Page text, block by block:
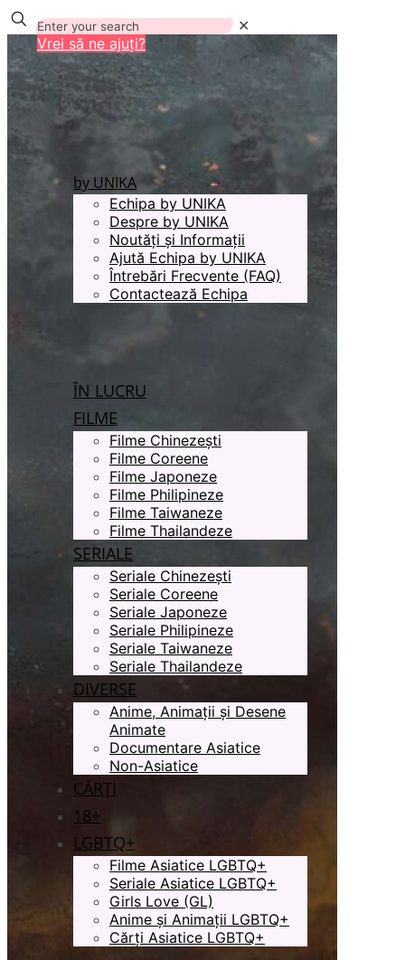
✕
Vrei să ne ajuți?
by UNIKA
Echipa by UNIKA
Despre by UNIKA
Noutăți și Informații
Ajută Echipa by UNIKA
Întrebări Frecvente (FAQ)
Contactează Echipa
ÎN LUCRU
FILME
Filme Chinezești
Filme Coreene
Filme Japoneze
Filme Philipineze
Filme Taiwaneze
Filme Thailandeze
SERIALE
Seriale Chinezești
Seriale Coreene
Seriale Japoneze
Seriale Philipineze
Seriale Taiwaneze
Seriale Thailandeze
DIVERSE
Anime, Animații și Desene
Animate
Documentare Asiatice
Non-Asiatice
CĂRȚI
18+
LGBTQ+
Filme Asiatice LGBTQ+
Seriale Asiatice LGBTQ+
Girls Love (GL)
Anime și Animații LGBTQ+
Cărți Asiatice LGBTQ+